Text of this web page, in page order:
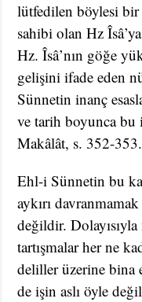
lütfedilen böylesi bir
sahibi olan Hz
Hz. Îsâ’nın göğe
gelişini ifade eden
Sünnetin inanç
ve tarih boyunca bu
Makâlât, s. 352-
Ehl-i Sünnetin bu
aykırı
değildir.
tartışmalar her ne
deliller üzerine
de işin aslı öyle